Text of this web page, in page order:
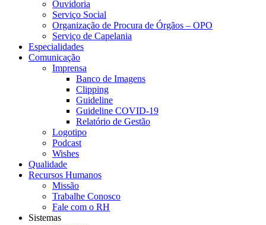
Ouvidoria
Serviço Social
Organização de Procura de Órgãos – OPO
Serviço de Capelania
Especialidades
Comunicação
Imprensa
Banco de Imagens
Clipping
Guideline
Guideline COVID-19
Relatório de Gestão
Logotipo
Podcast
Wishes
Qualidade
Recursos Humanos
Missão
Trabalhe Conosco
Fale com o RH
Sistemas